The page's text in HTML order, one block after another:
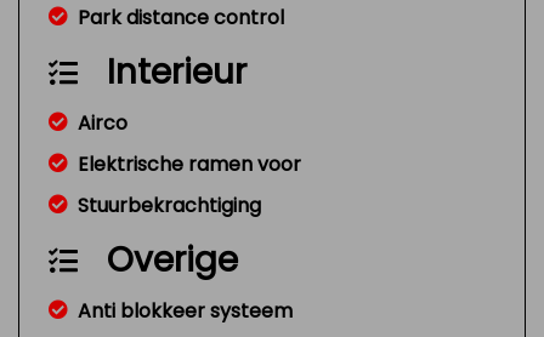
Park distance control
Interieur
Airco
Elektrische ramen voor
Stuurbekrachtiging
Overige
Anti blokkeer systeem